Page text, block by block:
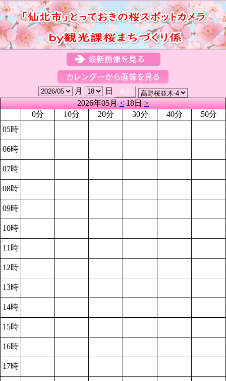
月
日
2026年05月<18日>
0分
10分 20分 30分 40分
50分
05時
06時
07時
08時
09時
10時
11時
12時
13時
14時
15時
16時
17時